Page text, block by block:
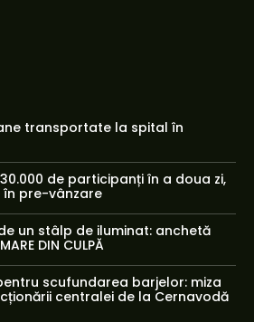
transportate la spital în
de participanți în a doua zi,
în pre-vânzare
un stâlp de iluminat: anchetă
DIN CULPĂ
scufundarea barjelor: miza
centralei de la Cernavodă